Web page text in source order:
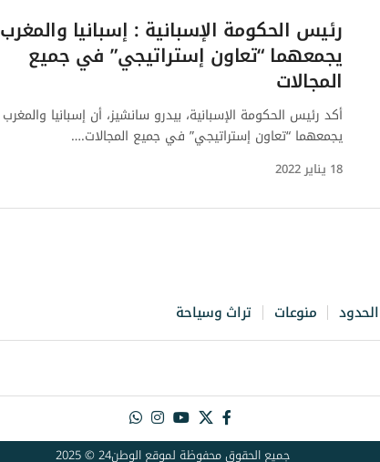
رئيس الحكومة الإسبانية : إسبانيا والمغرب
يجمعهما “تعاون إستراتيجي” في جميع
المجالات
أكد رئيس الحكومة الإسبانية، بيدرو سانشيز، أن إسبانيا والمغرب
يجمعهما “تعاون إستراتيجي” في جميع المجالات.…
18 يناير 2022
منوعات تراث وسياحة
جميع الحقوق محفوظة لموقع الوطن24 © 2025